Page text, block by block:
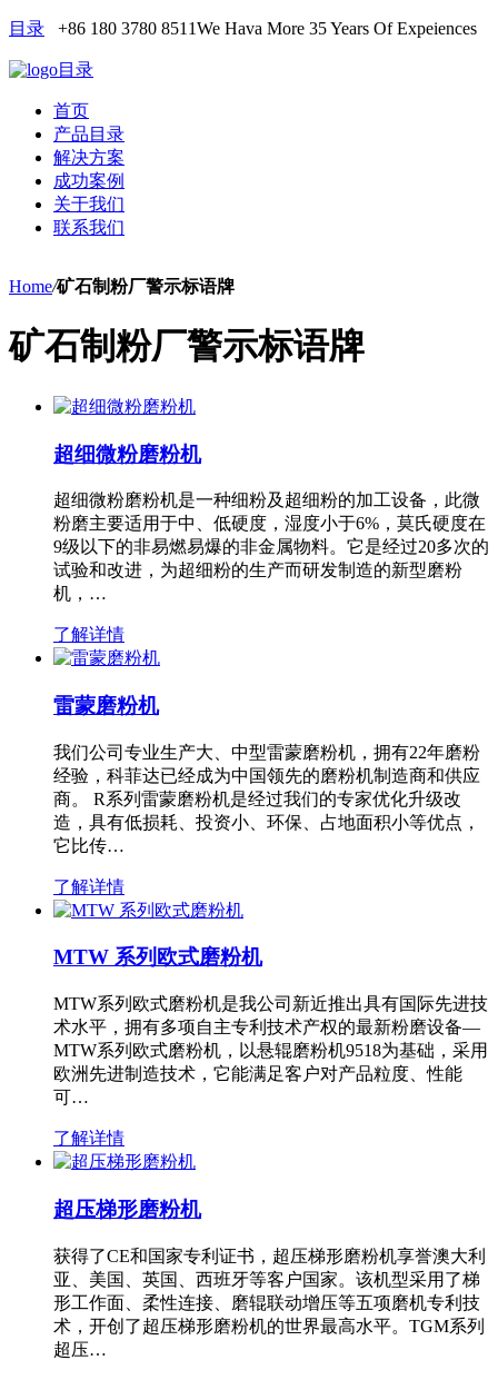
目录 +86 180 3780 8511We Hava More 35 Years Of Expeiences
目录
首页
产品目录
解决方案
成功案例
关于我们
联系我们
Home/矿石制粉厂警示标语牌
矿石制粉厂警示标语牌
超细微粉磨粉机
超细微粉磨粉机是一种细粉及超细粉的加工设备，此微
粉磨主要适用于中、低硬度，湿度小于6%，莫氏硬度在
9级以下的非易燃易爆的非金属物料。它是经过20多次的
试验和改进，为超细粉的生产而研发制造的新型磨粉
机，…
了解详情
雷蒙磨粉机
我们公司专业生产大、中型雷蒙磨粉机，拥有22年磨粉
经验，科菲达已经成为中国领先的磨粉机制造商和供应
商。 R系列雷蒙磨粉机是经过我们的专家优化升级改
造，具有低损耗、投资小、环保、占地面积小等优点，
它比传…
了解详情
MTW 系列欧式磨粉机
MTW系列欧式磨粉机是我公司新近推出具有国际先进技
术水平，拥有多项自主专利技术产权的最新粉磨设备—
MTW系列欧式磨粉机，以悬辊磨粉机9518为基础，采用
欧洲先进制造技术，它能满足客户对产品粒度、性能
可…
了解详情
超压梯形磨粉机
获得了CE和国家专利证书，超压梯形磨粉机享誉澳大利
亚、美国、英国、西班牙等客户国家。该机型采用了梯
形工作面、柔性连接、磨辊联动增压等五项磨机专利技
术，开创了超压梯形磨粉机的世界最高水平。TGM系列
超压…